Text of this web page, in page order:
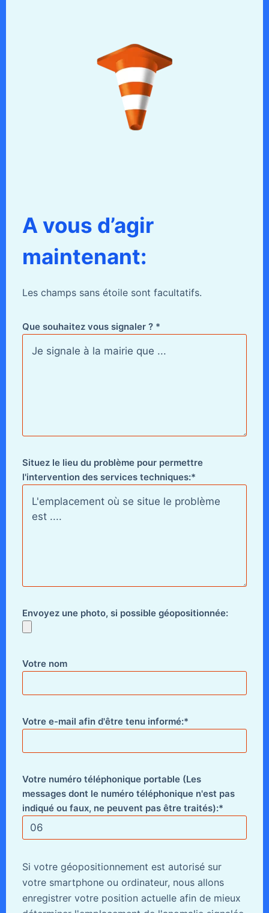
A vous d’agir
maintenant:
Les champs sans étoile sont facultatifs.
Que souhaitez vous signaler ? *
Situez le lieu du problème pour permettre
l'intervention des services techniques:*
Envoyez une photo, si possible géopositionnée:
Votre nom
Votre e-mail afin d'être tenu informé:*
Votre numéro téléphonique portable (Les
messages dont le numéro téléphonique n'est pas
indiqué ou faux, ne peuvent pas être traités):*
Si votre géopositionnement est autorisé sur
votre smartphone ou ordinateur, nous allons
enregistrer votre position actuelle afin de mieux